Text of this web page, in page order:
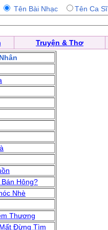
Tên Bài Nhạc Tên Ca Sĩ
Truyện & Thơ
Hông?
Nhè
Thương
Đừng Tìm